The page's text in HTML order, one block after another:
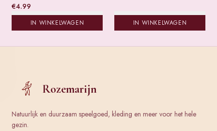
€4.99
IN WINKELWAGEN IN WINKELWAGEN
Rozemarijn
Natuurlijk en duurzaam speelgoed, kleding en meer voor het hele
gezin.